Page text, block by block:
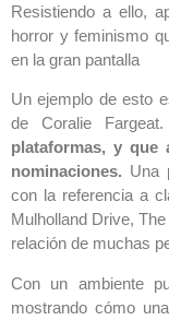
Resistiendo a ello,
horror y feminismo
en la gran pantalla
Un ejemplo de esto
de Coralie Fargeat.
plataformas, y que
nominaciones. Una
con la referencia a
Mulholland Drive,
relación de muchas
Con un ambiente
mostrando cómo